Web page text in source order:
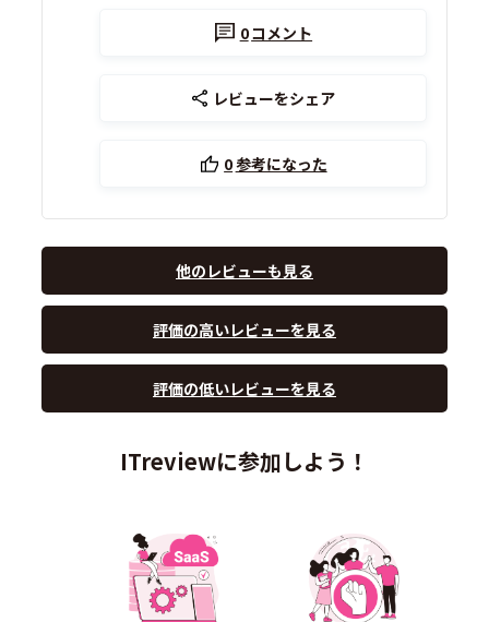
0コメント
レビューをシェア
0参考になった
他のレビューも見る
評価の高いレビューを見る
評価の低いレビューを見る
ITreviewに参加しよう！